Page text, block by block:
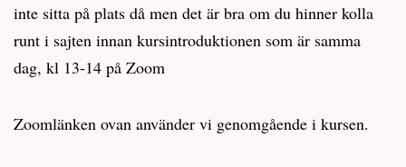
inte sitta på plats då men det är bra om du hinner kolla
runt i sajten innan kursintroduktionen som är samma
dag, kl 13-14 på Zoom
Zoomlänken ovan använder vi genomgående i kursen.